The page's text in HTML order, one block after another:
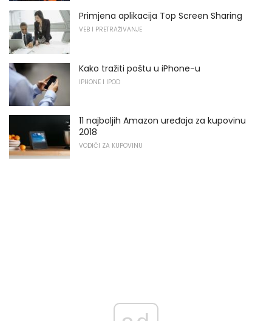
Primjena aplikacija Top Screen Sharing
VEB I PRETRAŽIVANJE
Kako tražiti poštu u iPhone-u
IPHONE I IPOD
11 najboljih Amazon uređaja za kupovinu
2018
VODIČI ZA KUPOVINU